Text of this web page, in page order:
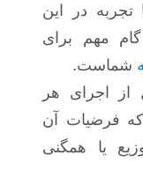
در این
مهم برای
شماست.
از اجرای هر
فرضیات آن
یا همگنی